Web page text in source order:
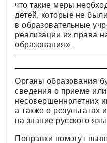
что такие меры
детей, которые не
в образовательные
реализации их права
образования».
Органы образования
сведения о приеме или
несовершеннолетних
а также о результатах
на знание русского
Поправки помогут